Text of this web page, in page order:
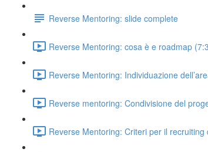
Reverse Mentoring: slide complete
Reverse Mentoring: cosa è e roadmap
Reverse Mentoring: Individuazione
Reverse mentoring: Condivisione del
Reverse Mentoring: Criteri per il